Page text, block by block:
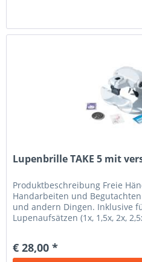
Lupenbrille TAKE 5 mit
Produkt­beschreibung Freie
Handarbeiten und
und andern Dingen. Inklusive
Lupenaufsätzen (1x, 1,5x, 2x,
€ 28,00 *